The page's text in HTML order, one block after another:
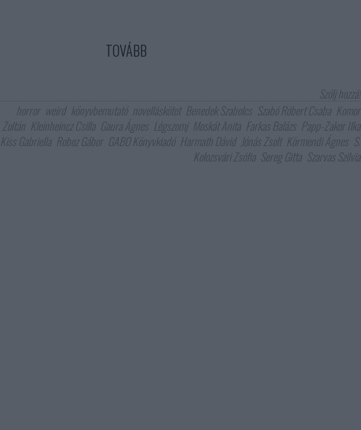
TOVÁBB
Szólj hozzá!
horror weird könyvbemutató novelláskötet Benedek Szabolcs Szabó Róbert Csaba Komor
Zoltán Kleinheincz Csilla Gaura Ágnes Légszomj Moskát Anita Farkas Balázs Papp-Zakor Ilka
Kiss Gabriella Roboz Gábor GABO Könyvkiadó Harmath Dávid Jónás Zsolt Körmendi Ágnes S.
Kolozsvári Zsófia Sereg Gitta Szarvas Szilvia